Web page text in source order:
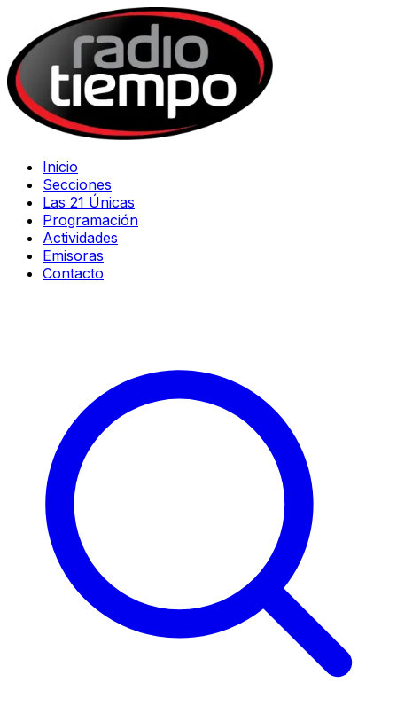
Inicio
Secciones
Las 21 Únicas
Programación
Actividades
Emisoras
Contacto